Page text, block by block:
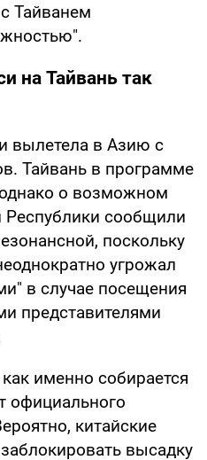
Тайванем
на Тайвань так
вылетела в Азию с
Тайвань в программе
о возможном
сообщили
поскольку
угрожал
в случае посещения
представителями
именно собирается
официального
китайские
высадку